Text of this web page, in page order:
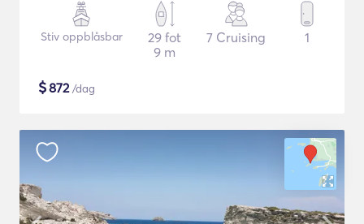
Stiv oppblåsbar
29 fot
9 m
7 Cruising 1
$872/dag